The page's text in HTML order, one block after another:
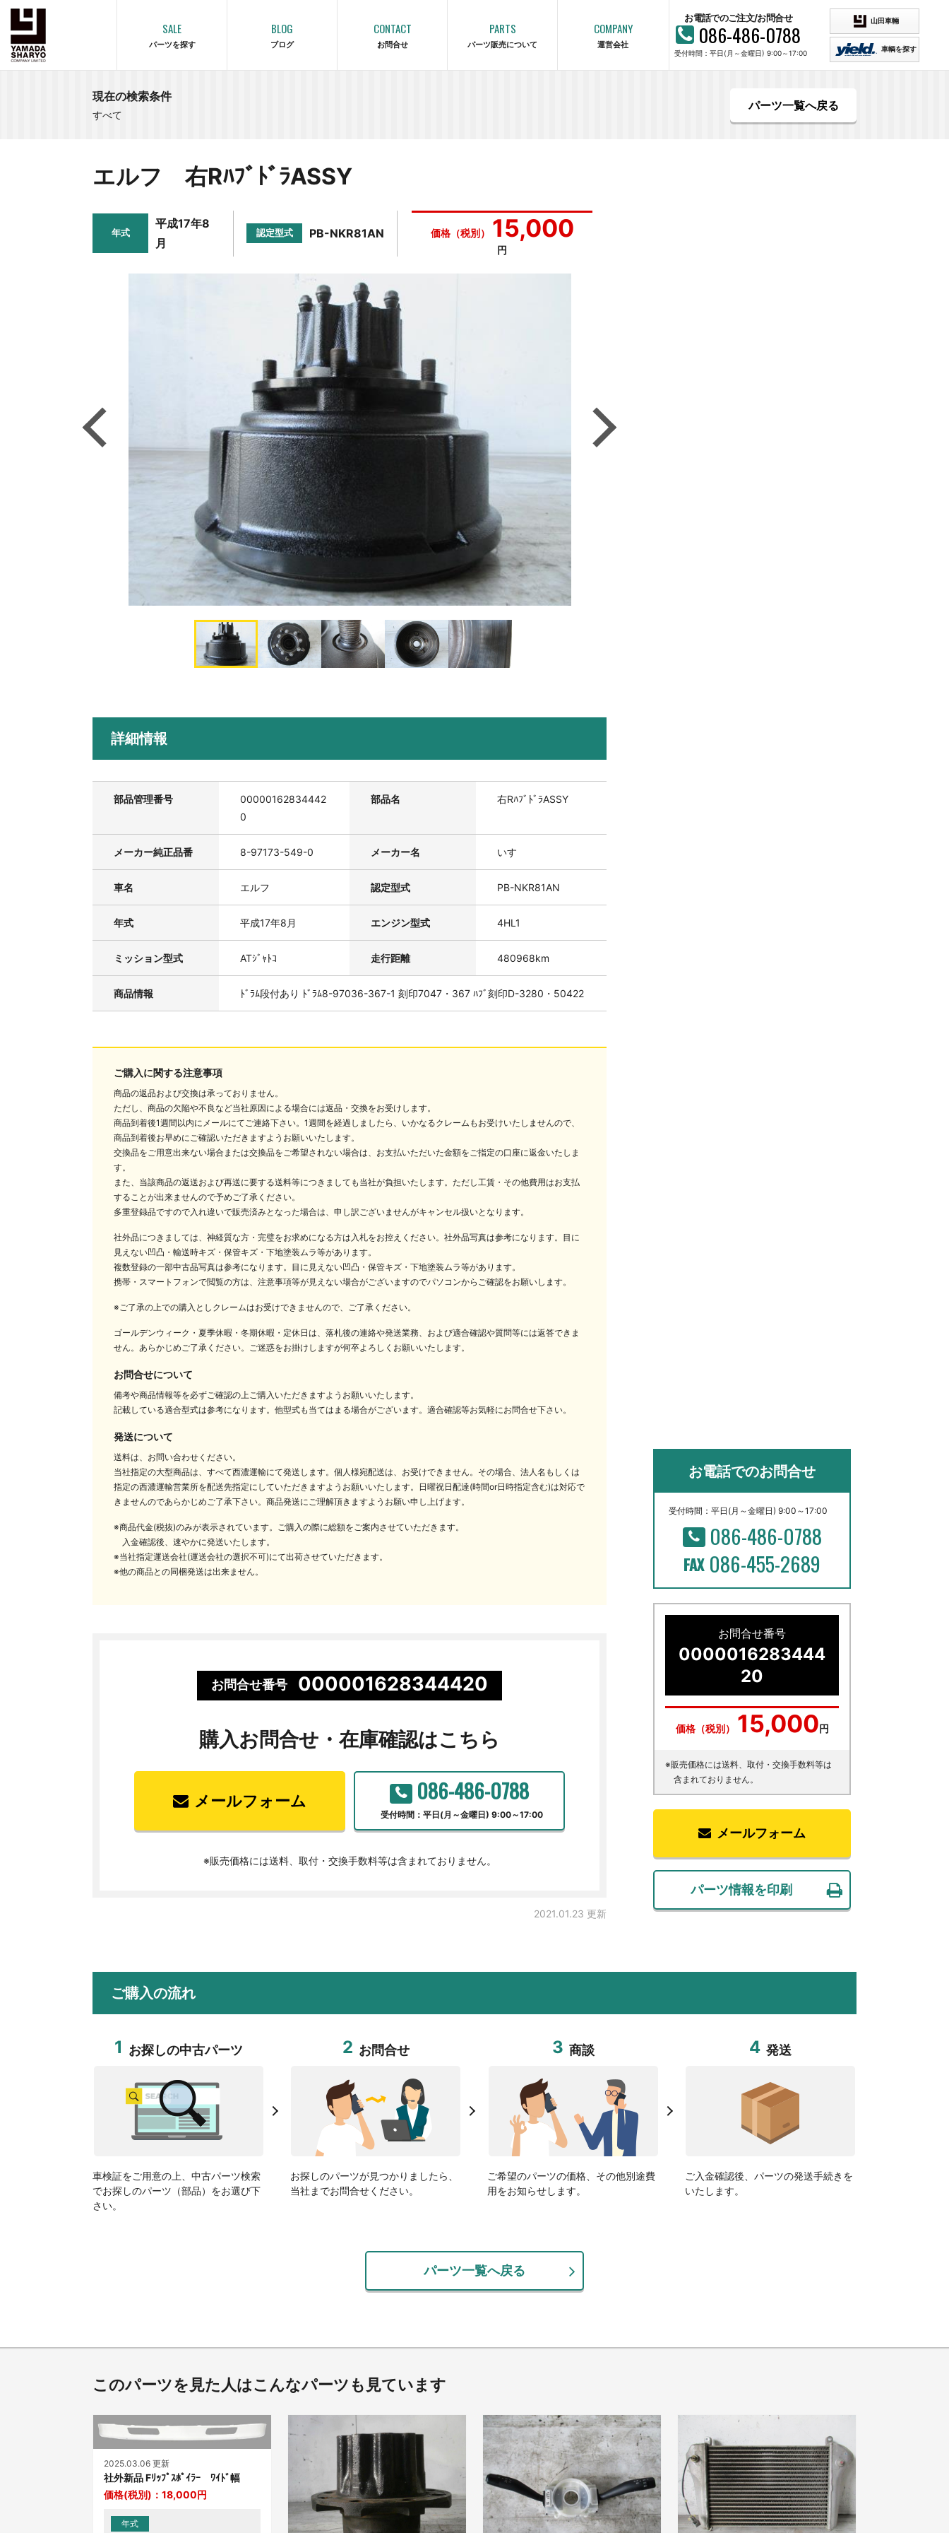
SALE
パーツを探す
BLOG
ブログ
CONTACT
お問合せ
PARTS
パーツ販売について
COMPANY
運営会社
お電話でのご注文/お問合せ
086-486-0788
受付時間：平日(月～金曜日) 9:00～17:00
山田車輛
車輌を探す
現在の検索条件
すべて
パーツ一覧へ戻る
エルフ 右RﾊﾌﾞﾄﾞﾗASSY
年式
平成17年8
月
認定型式 PB-NKR81AN 価格（税別） 15,000
円
詳細情報
部品管理番号
00000162834442
0
部品名 右RﾊﾌﾞﾄﾞﾗASSY
メーカー純正品番 8-97173-549-0 メーカー名 いすゞ
車名 エルフ 認定型式 PB-NKR81AN
年式 平成17年8月 エンジン型式 4HL1
ミッション型式 ATｼﾞｬﾄｺ 走行距離 480968km
商品情報 ﾄﾞﾗﾑ段付あり ﾄﾞﾗﾑ8-97036-367-1 刻印7047・367 ﾊﾌﾞ刻印D-3280・50422
ご購入に関する注意事項
商品の返品および交換は承っておりません。
ただし、商品の欠陥や不良など当社原因による場合には返品・交換をお受けします。
商品到着後1週間以内にメールにてご連絡下さい。1週間を経過しましたら、いかなるクレームもお受けいたしませんので、
商品到着後お早めにご確認いただきますようお願いいたします。
交換品をご用意出来ない場合または交換品をご希望されない場合は、お支払いただいた金額をご指定の口座に返金いたしま
す。
また、当該商品の返送および再送に要する送料等につきましても当社が負担いたします。ただし工賃・その他費用はお支払
することが出来ませんので予めご了承ください。
多重登録品ですので入れ違いで販売済みとなった場合は、申し訳ございませんがキャンセル扱いとなります。
社外品につきましては、神経質な方・完璧をお求めになる方は入札をお控えください。社外品写真は参考になります。目に
見えない凹凸・輸送時キズ・保管キズ・下地塗装ムラ等があります。
複数登録の一部中古品写真は参考になります。目に見えない凹凸・保管キズ・下地塗装ムラ等があります。
携帯・スマートフォンで閲覧の方は、注意事項等が見えない場合がございますのでパソコンからご確認をお願いします。
※ご了承の上での購入としクレームはお受けできませんので、ご了承ください。
ゴールデンウィーク・夏季休暇・冬期休暇・定休日は、落札後の連絡や発送業務、および適合確認や質問等には返答できま
せん。あらかじめご了承ください。ご迷惑をお掛けしますが何卒よろしくお願いいたします。
お問合せについて
備考や商品情報等を必ずご確認の上ご購入いただきますようお願いいたします。
記載している適合型式は参考になります。他型式も当てはまる場合がございます。適合確認等お気軽にお問合せ下さい。
発送について
送料は、お問い合わせください。
当社指定の大型商品は、すべて西濃運輸にて発送します。個人様宛配送は、お受けできません。その場合、法人名もしくは
指定の西濃運輸営業所を配送先指定にしていただきますようお願いいたします。日曜祝日配達(時間or日時指定含む)は対応で
きませんのであらかじめご了承下さい。商品発送にご理解頂きますようお願い申し上げます。
※商品代金(税抜)のみが表示されています。ご購入の際に総額をご案内させていただきます。
入金確認後、速やかに発送いたします。
※当社指定運送会社(運送会社の選択不可)にて出荷させていただきます。
※他の商品との同梱発送は出来ません。
お問合せ番号 000001628344420
購入お問合せ・ 在庫確認はこちら
メールフォーム 086-486-0788
受付時間：平日(月～金曜日) 9:00～17:00
※販売価格には送料、取付・交換手数料等は含まれておりません。
2021.01.23 更新
お電話でのお問合せ
受付時間：平日(月～金曜日) 9:00～17:00
086-486-0788
086-455-2689
お問合せ番号
0000016283444
20
価格（税別） 15,000円
※販売価格には送料、取付・交換手数料等は
含まれておりません。
メールフォーム
パーツ情報を印刷
ご購入の流れ
1 お探しの中古パーツ
車検証をご用意の上、中古パーツ検索
でお探しのパーツ（部品）をお選び下
さい。
2 お問合せ
お探しのパーツが見つかりましたら、
当社までお問合せください。
3 商談
ご希望のパーツの価格、その他別途費
用をお知らせします。
4 発送
ご入金確認後、パーツの発送手続きを
いたします。
パーツ一覧へ戻る
このパーツを見た人はこんなパーツも見ています
2025.03.06 更新
社外新品 Fﾘｯﾌﾟｽﾎﾟｲﾗｰ ﾜｲﾄﾞ幅
価格(税別)： 18,000円
年式